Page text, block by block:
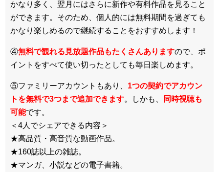
かなり多く、翌月にはさらに新作や有料作品を見ること
ができます。そのため、個人的には無料期間を過ぎても
かなり楽しめるので継続することをおすすめします！
④無料で観れる見放題作品もたくさんありますので、ポ
イントをすべて使い切ったとしても毎日楽しめます。
⑤ファミリーアカウントもあり、 1つの契約でアカウン
トを無料で3つまで追加できます。しかも、
同時視聴も
可能です。
＜4人でシェアできる内容＞
★高品質・高音質な動画作品。
★160誌以上の雑誌。
★マンガ、小説などの電子書籍。